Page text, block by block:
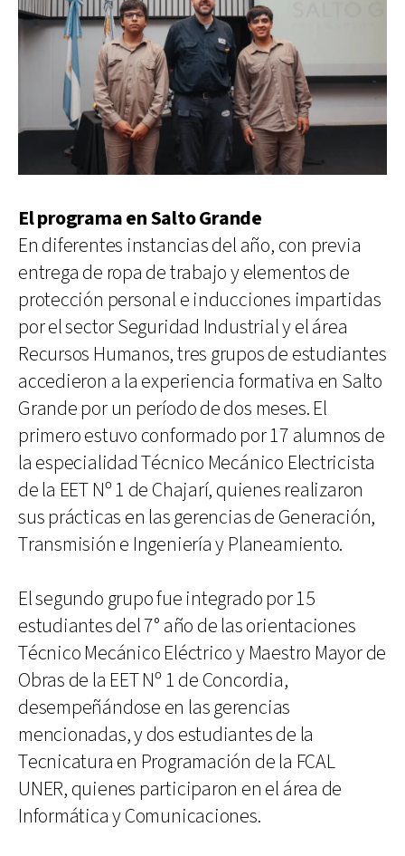
El programa en Salto Grande
En diferentes instancias del año, con previa
entrega de ropa de trabajo y elementos de
protección personal e inducciones impartidas
por el sector Seguridad Industrial y el área
Recursos Humanos, tres grupos de estudiantes
accedieron a la experiencia formativa en Salto
Grande por un período de dos meses. El
primero estuvo conformado por 17 alumnos de
la especialidad Técnico Mecánico Electricista
de la EET Nº 1 de Chajarí, quienes realizaron
sus prácticas en las gerencias de Generación,
Transmisión e Ingeniería y Planeamiento.
El segundo grupo fue integrado por 15
estudiantes del 7° año de las orientaciones
Técnico Mecánico Eléctrico y Maestro Mayor de
Obras de la EET Nº 1 de Concordia,
desempeñándose en las gerencias
mencionadas, y dos estudiantes de la
Tecnicatura en Programación de la FCAL
UNER, quienes participaron en el área de
Informática y Comunicaciones.